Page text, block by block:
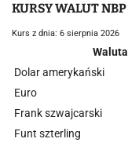
KURSY WALUT NBP
Kurs z dnia: 6 sierpnia 2026
Waluta
Dolar amerykański
Euro
Frank szwajcarski
Funt szterling